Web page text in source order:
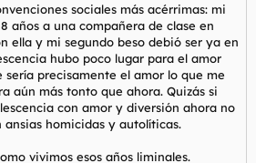
sociales más acérrimas: mi
años a una compañera de clase en
ella y mi segundo beso debió ser ya en
hubo poco lugar para el amor
sería precisamente el amor lo que me
aún más tonto que ahora. Quizás si
con amor y diversión ahora no
ansias homicidas y autolíticas.
vivimos esos años liminales.